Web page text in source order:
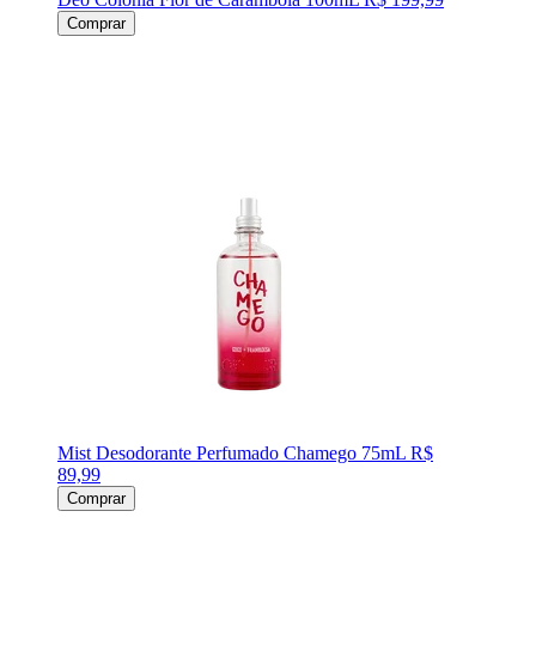
Comprar
Mist Desodorante Perfumado Chamego 75mL R$
89,99
Comprar